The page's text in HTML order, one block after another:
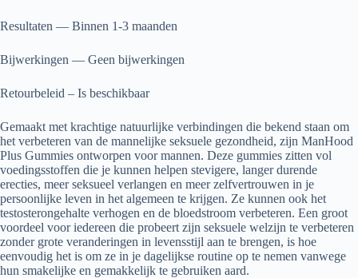
Resultaten — Binnen 1-3 maanden
Bijwerkingen — Geen bijwerkingen
Retourbeleid – Is beschikbaar
Gemaakt met krachtige natuurlijke verbindingen die bekend staan ​​om
het verbeteren van de mannelijke seksuele gezondheid, zijn ManHood
Plus Gummies ontworpen voor mannen. Deze gummies zitten vol
voedingsstoffen die je kunnen helpen stevigere, langer durende
erecties, meer seksueel verlangen en meer zelfvertrouwen in je
persoonlijke leven in het algemeen te krijgen. Ze kunnen ook het
testosterongehalte verhogen en de bloedstroom verbeteren. Een groot
voordeel voor iedereen die probeert zijn seksuele welzijn te verbeteren
zonder grote veranderingen in levensstijl aan te brengen, is hoe
eenvoudig het is om ze in je dagelijkse routine op te nemen vanwege
hun smakelijke en gemakkelijk te gebruiken aard.